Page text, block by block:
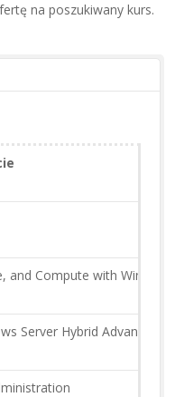
na poszukiwany kurs.
and Compute with
Server Hybrid Advanced